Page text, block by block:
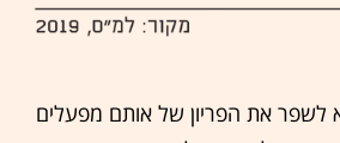
לשפר את הפריון של אותם מפעלים